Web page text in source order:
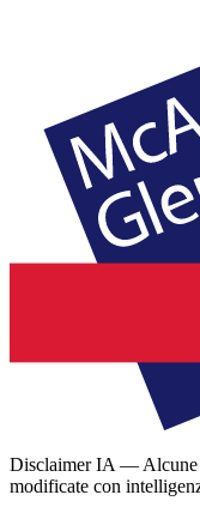
Disclaimer IA — Alcune
modificate con